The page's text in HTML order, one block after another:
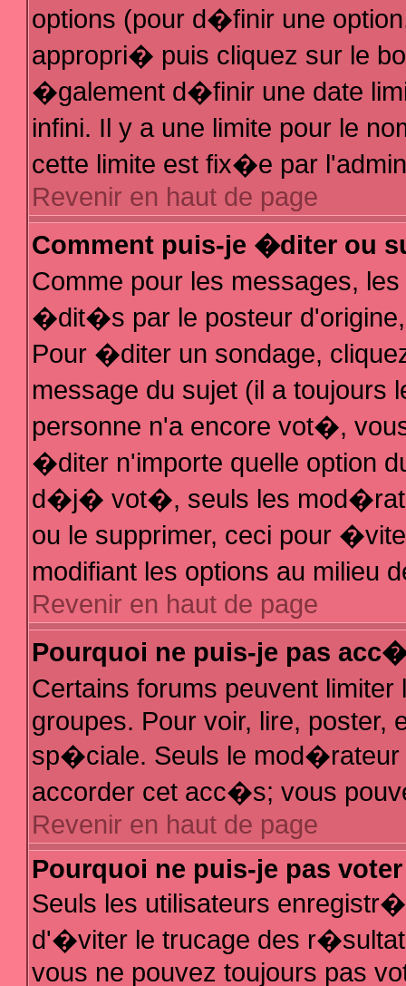
options (pour d�finir une
appropri� puis cliquez sur le
�galement d�finir une date
infini. Il y a une limite pour le
cette limite est fix�e par
Revenir en haut de page
Comment puis-je �diter ou
Comme pour les messages,
�dit�s par le posteur
Pour �diter un sondage,
message du sujet (il a
personne n'a encore vot�,
�diter n'importe quelle option
d�j� vot�, seuls les
ou le supprimer, ceci pour
modifiant les options au milieu
Revenir en haut de page
Pourquoi ne puis-je pas
Certains forums peuvent
groupes. Pour voir, lire, poster,
sp�ciale. Seuls le mod�rateur
accorder cet acc�s; vous
Revenir en haut de page
Pourquoi ne puis-je pas
Seuls les utilisateurs
d'�viter le trucage des
vous ne pouvez toujours pas